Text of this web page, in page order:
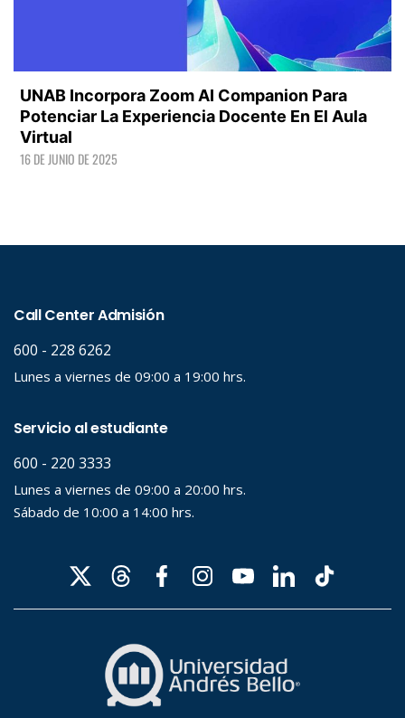
UNAB Incorpora Zoom AI Companion Para
Potenciar La Experiencia Docente En El Aula
Virtual
16 DE JUNIO DE 2025